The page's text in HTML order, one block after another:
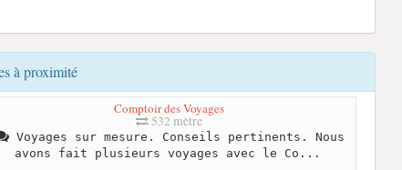
à proximité
Comptoir des Voyages
532 mètre
Voyages sur mesure. Conseils pertinents. Nous
avons fait plusieurs voyages avec le Co...